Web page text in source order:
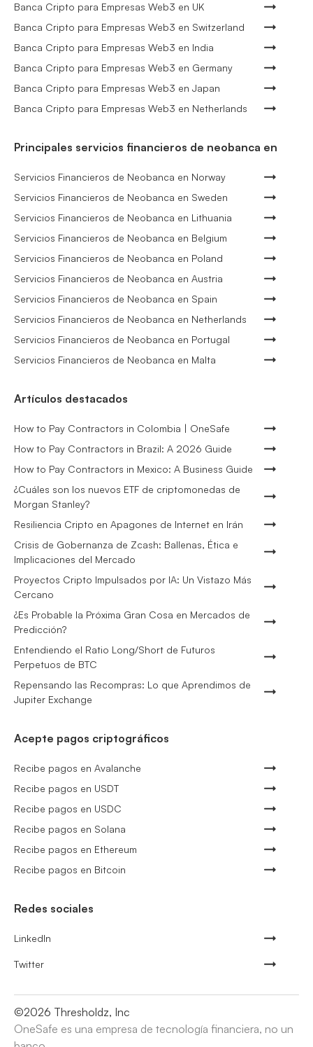
Banca Cripto para Empresas Web3 en UK
Banca Cripto para Empresas Web3 en Switzerland
Banca Cripto para Empresas Web3 en India
Banca Cripto para Empresas Web3 en Germany
Banca Cripto para Empresas Web3 en Japan
Banca Cripto para Empresas Web3 en Netherlands
Principales servicios financieros de neobanca en
Servicios Financieros de Neobanca en Norway
Servicios Financieros de Neobanca en Sweden
Servicios Financieros de Neobanca en Lithuania
Servicios Financieros de Neobanca en Belgium
Servicios Financieros de Neobanca en Poland
Servicios Financieros de Neobanca en Austria
Servicios Financieros de Neobanca en Spain
Servicios Financieros de Neobanca en Netherlands
Servicios Financieros de Neobanca en Portugal
Servicios Financieros de Neobanca en Malta
Artículos destacados
How to Pay Contractors in Colombia | OneSafe
How to Pay Contractors in Brazil: A 2026 Guide
How to Pay Contractors in Mexico: A Business Guide
¿Cuáles son los nuevos ETF de criptomonedas de
Morgan Stanley?
Resiliencia Cripto en Apagones de Internet en Irán
Crisis de Gobernanza de Zcash: Ballenas, Ética e
Implicaciones del Mercado
Proyectos Cripto Impulsados por IA: Un Vistazo Más
Cercano
¿Es Probable la Próxima Gran Cosa en Mercados de
Predicción?
Entendiendo el Ratio Long/Short de Futuros
Perpetuos de BTC
Repensando las Recompras: Lo que Aprendimos de
Jupiter Exchange
Acepte pagos criptográficos
Recibe pagos en Avalanche
Recibe pagos en USDT
Recibe pagos en USDC
Recibe pagos en Solana
Recibe pagos en Ethereum
Recibe pagos en Bitcoin
Redes sociales
LinkedIn
Twitter
©2026 Thresholdz, Inc
OneSafe es una empresa de tecnología financiera, no un